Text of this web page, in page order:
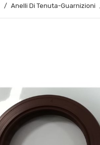
Anelli Di Tenuta-Guarnizioni